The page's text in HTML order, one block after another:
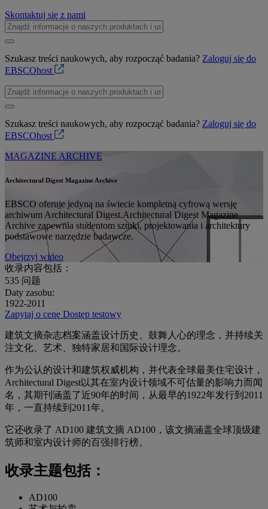
Skontaktuj się z nami
Szukasz treści naukowych, aby rozpocząć badania? Zaloguj się do
EBSCOhost
Szukasz treści naukowych, aby rozpocząć badania? Zaloguj się do
EBSCOhost
MAGAZINE ARCHIVE
Architectural Digest Magazine Archive
EBSCO oferuje jedyną na świecie kompletną cyfrową wersję
archiwum Architectural Digest.Architectural Digest Magazine
Archive zapewnia studentom sztuki, projektowania i architektury
podstawowe narzędzie badawcze.
Obejrzyj wideo
收录内容包括：
535 问题
Daty zasobu:
1922-2011
Zapytaj o cenę Dostęp testowy
建筑文摘杂志档案涵盖设计历史、鼓舞人心的理念，并持续关
注文化、艺术、独特家居和国际设计理念。
作为公认的设计和建筑权威机构，并代表全球最美住宅设计，
Architectural Digest以其在室内设计领域不可估量的影响力而闻
名，其期刊涵盖了近90年的时间，从最早的1922年发行到2011
年，一直持续到2011年。
它还收录了 AD100 建筑文摘 AD100，该文摘涵盖全球顶级建
筑师和室内设计师的百强排行榜。
收录主题包括：
AD100